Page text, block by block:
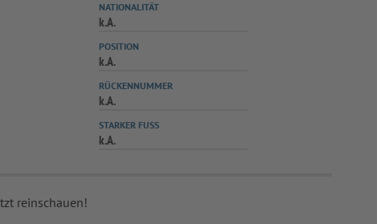
NATIONALITÄT
k.A.
POSITION
k.A.
RÜCKENNUMMER
k.A.
STARKER FUSS
k.A.
reinschauen!